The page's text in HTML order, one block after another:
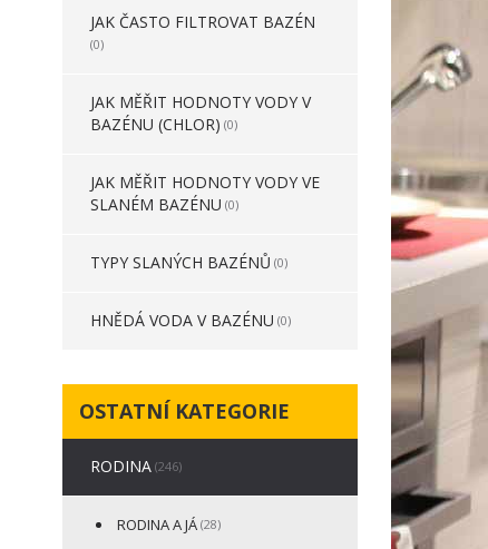
JAK ČASTO FILTROVAT BAZÉN
(0)
JAK MĚŘIT HODNOTY VODY V
BAZÉNU (CHLOR) (0)
JAK MĚŘIT HODNOTY VODY VE
SLANÉM BAZÉNU (0)
TYPY SLANÝCH BAZÉNŮ (0)
HNĚDÁ VODA V BAZÉNU (0)
OSTATNÍ KATEGORIE
RODINA (246)
RODINA A JÁ (28)